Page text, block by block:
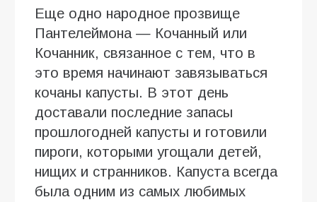
Еще одно народное прозвище
Пантелеймона — Кочанный или
Кочанник, связанное с тем, что в
это время начинают завязываться
кочаны капусты. В этот день
доставали последние запасы
прошлогодней капусты и готовили
пироги, которыми угощали детей,
нищих и странников. Капуста всегда
была одним из самых любимых